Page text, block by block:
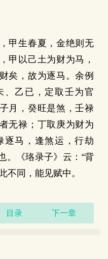
甲生春夏，金绝则无
甲以己土为财为马，
矣，故为逐马。余例
、乙已，定取壬为官
月，癸旺是煞，壬禄
无禄；丁取庚为财为
逐马，逢煞运，行劫
。《珞录子》云：“背
不同，能见赋中。
目录 下一章